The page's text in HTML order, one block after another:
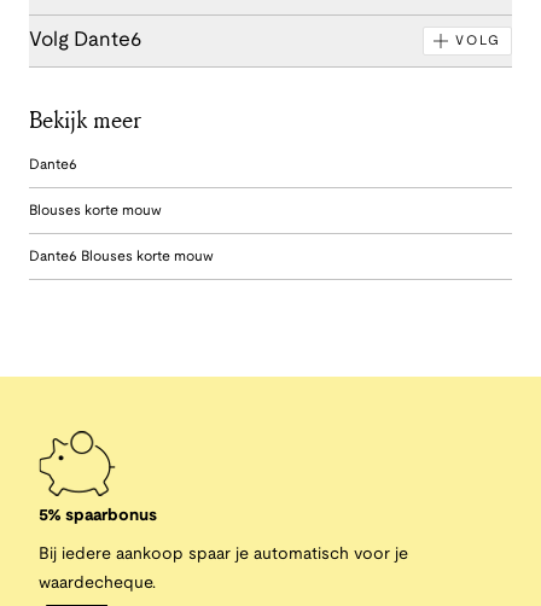
Volg Dante6 VOLG
Bekijk meer
Dante6
Blouses korte mouw
Dante6 Blouses korte mouw
5% spaarbonus
Bij iedere aankoop spaar je automatisch voor je
waardecheque.